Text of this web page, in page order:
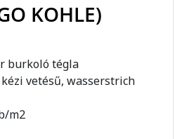
KOHLE)
burkoló tégla
vetésű, wasserstrich
m2